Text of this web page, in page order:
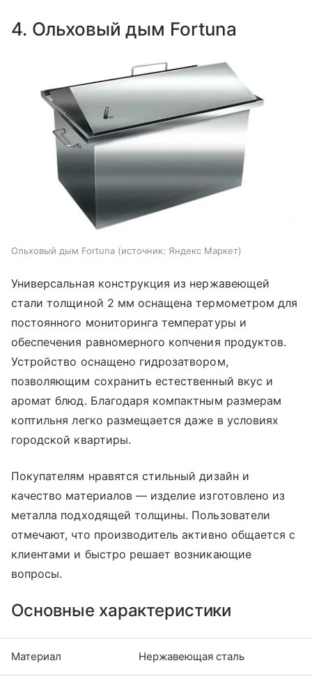
4. Ольховый дым Fortuna
Ольховый дым Fortuna источник: Яндекс Маркет
Универсальная конструкция из нержавеющей
стали толщиной 2 мм оснащена термометром для
постоянного мониторинга температуры и
обеспечения равномерного копчения продуктов.
Устройство оснащено гидрозатвором,
позволяющим сохранить естественный вкус и
аромат блюд. Благодаря компактным размерам
коптильня легко размещается даже в условиях
городской квартиры.
Покупателям нравятся стильный дизайн и
качество материалов — изделие изготовлено из
металла подходящей толщины. Пользователи
отмечают, что производитель активно общается с
клиентами и быстро решает возникающие
вопросы.
Основные характеристики
Материал Нержавеющая сталь